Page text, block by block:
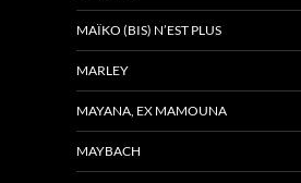
MAÏKO (BIS) N’EST PLUS
MARLEY
MAYANA, EX MAMOUNA
MAYBACH